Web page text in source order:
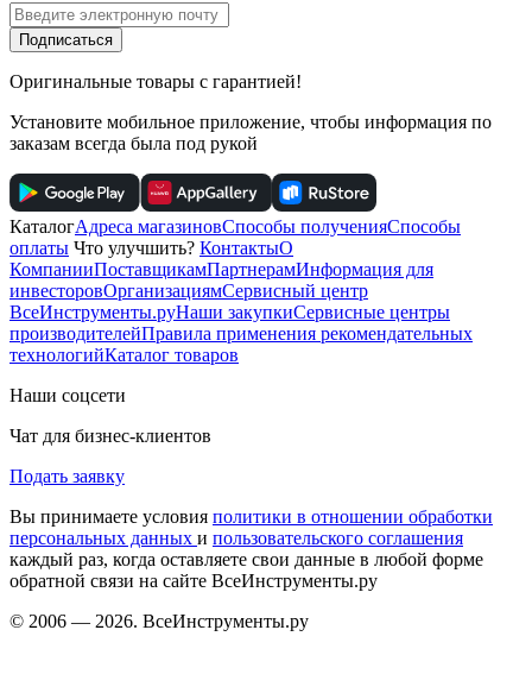
Подписаться
Оригинальные товары с гарантией!
Установите мобильное приложение, чтобы информация по
заказам всегда была под рукой
КаталогАдреса магазиновСпособы полученияСпособы
оплаты Что улучшить? КонтактыО
КомпанииПоставщикамПартнерамИнформация для
инвесторовОрганизациямСервисный центр
ВсеИнструменты.руНаши закупкиСервисные центры
производителейПравила применения рекомендательных
технологийКаталог товаров
Наши соцсети
Чат для бизнес-клиентов
Подать заявку
Вы принимаете условия политики в отношении обработки
персональных данных и пользовательского соглашения
каждый раз, когда оставляете свои данные в любой форме
обратной связи на сайте ВсеИнструменты.ру
© 2006 — 2026. ВсеИнструменты.ру